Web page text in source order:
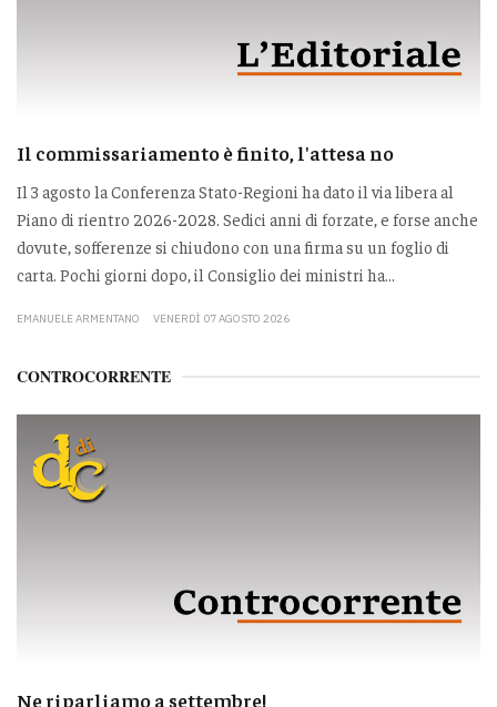
Il commissariamento è finito, l'attesa no
Il 3 agosto la Conferenza Stato-Regioni ha dato il via libera al
Piano di rientro 2026-2028. Sedici anni di forzate, e forse anche
dovute, sofferenze si chiudono con una firma su un foglio di
carta. Pochi giorni dopo, il Consiglio dei ministri ha...
EMANUELE ARMENTANO VENERDÌ 07 AGOSTO 2026
CONTROCORRENTE
Ne riparliamo a settembre!